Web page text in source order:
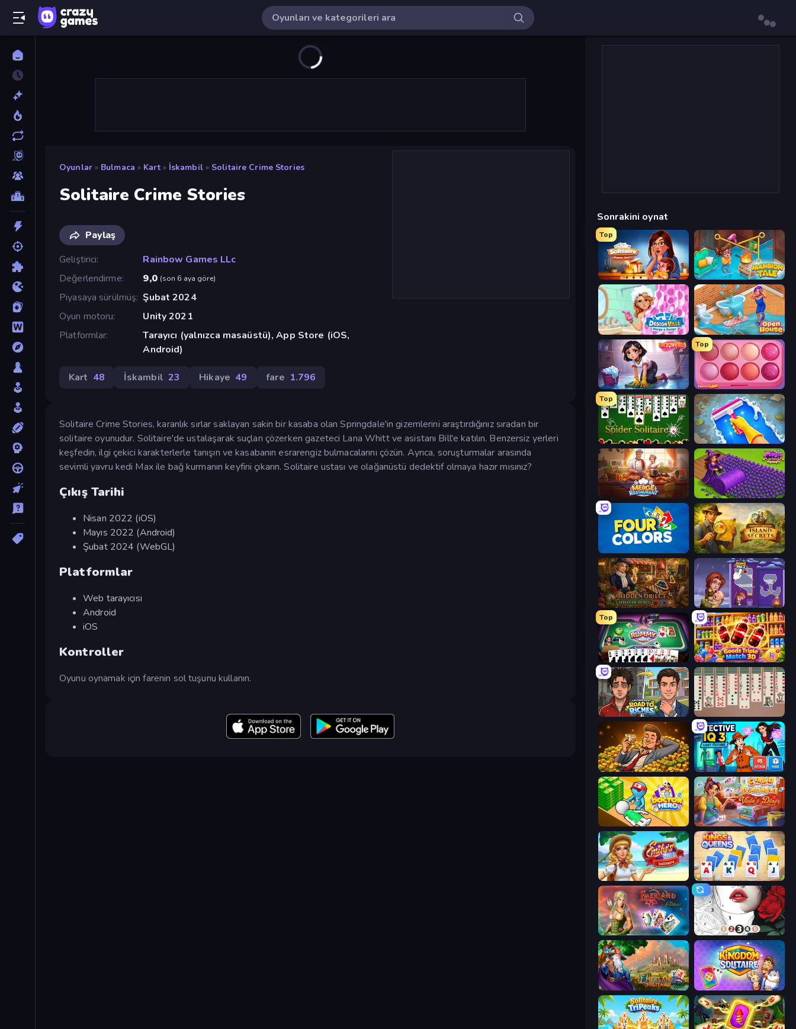
Oyunlar » Bulmaca » Kart » İskambil » Solitaire Crime Stories
Solitaire Crime Stories
Paylaş
Geliştirici
Rainbow Games LLc
Değerlendirme
9,0 (son 6 aya göre)
Piyasaya sürülmüş Şubat 2024
Oyun motoru
Unity 2021
Platformlar
Tarayıcı (yalnızca masaüstü), App Store (iOS,
Android)
Kart 48 İskambil 23 Hikaye 49 fare 1.796
Solitaire Crime Stories, karanlık sırlar saklayan sakin bir kasaba olan Springdale'in gizemlerini araştırdığınız sıradan bir
solitaire oyunudur. Solitaire'de ustalaşarak suçları çözerken gazeteci Lana Whitt ve asistanı Bill'e katılın. Benzersiz yerleri
keşfedin, ilgi çekici karakterlerle tanışın ve kasabanın esrarengiz bulmacalarını çözün. Ayrıca, soruşturmalar arasında
sevimli yavru kedi Max ile bağ kurmanın keyfini çıkarın. Solitaire ustası ve olağanüstü dedektif olmaya hazır mısınız?
Çıkış Tarihi
Nisan 2022 (iOS)
Mayıs 2022 (Android)
Şubat 2024 (WebGL)
Platformlar
Web tarayıcısı
Android
iOS
Kontroller
Oyunu oynamak için farenin sol tuşunu kullanın.
Sonrakini oynat
Top
Solitaire Home Story Mansion Tale: Merge Secrets
Designville: Merge & Design Open House
Lucy’s Ville
Top
Piece of Cake: Merge and Bake
Top
Spider Solitaire Hotel Rush: Merge Story
Merge Restaurant Magic School
Hidden Objects: Island Secrets
Hidden Object: Street Of Secrets Home Pin 2
Top
Gin Rummy Mania Goods Triple Match 3D
Life Simulator: Road to Riches Spider Solitaire 2 Suits
Idle Billionaire Tycoon Detective IQ 3
Doctor Hero Card Scramble: Viola's Diner
Emily's Hotel Solitaire Kings and Queens Solitaire TriPeaks
Emerland Solitaire Endless Journey Numicolor
Emerland Solitaire Card Game Kingdom Solitaire